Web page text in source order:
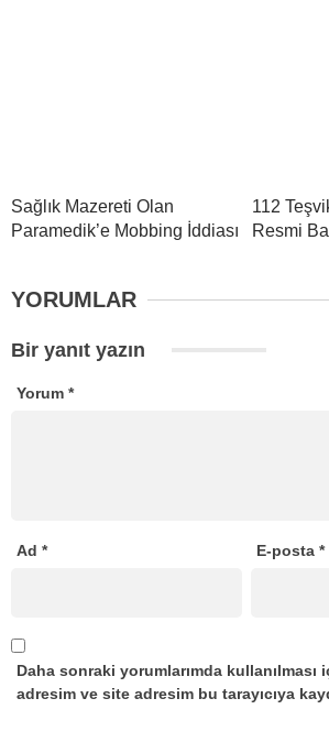
Sağlık Mazereti Olan
Paramedik’e Mobbing İddiası
112
Resmi
YORUMLAR
Bir yanıt yazın
Yorum *
Ad * E-posta*
Daha sonraki yorumlarımda kullanılması
adresim ve site adresim bu tarayıcıya